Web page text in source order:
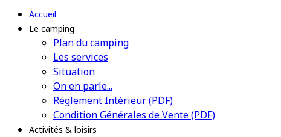
Accueil
Le camping
Plan du camping
Les services
Situation
On en parle...
Réglement Intérieur (PDF)
Condition Générales de Vente (PDF)
Activités & loisirs